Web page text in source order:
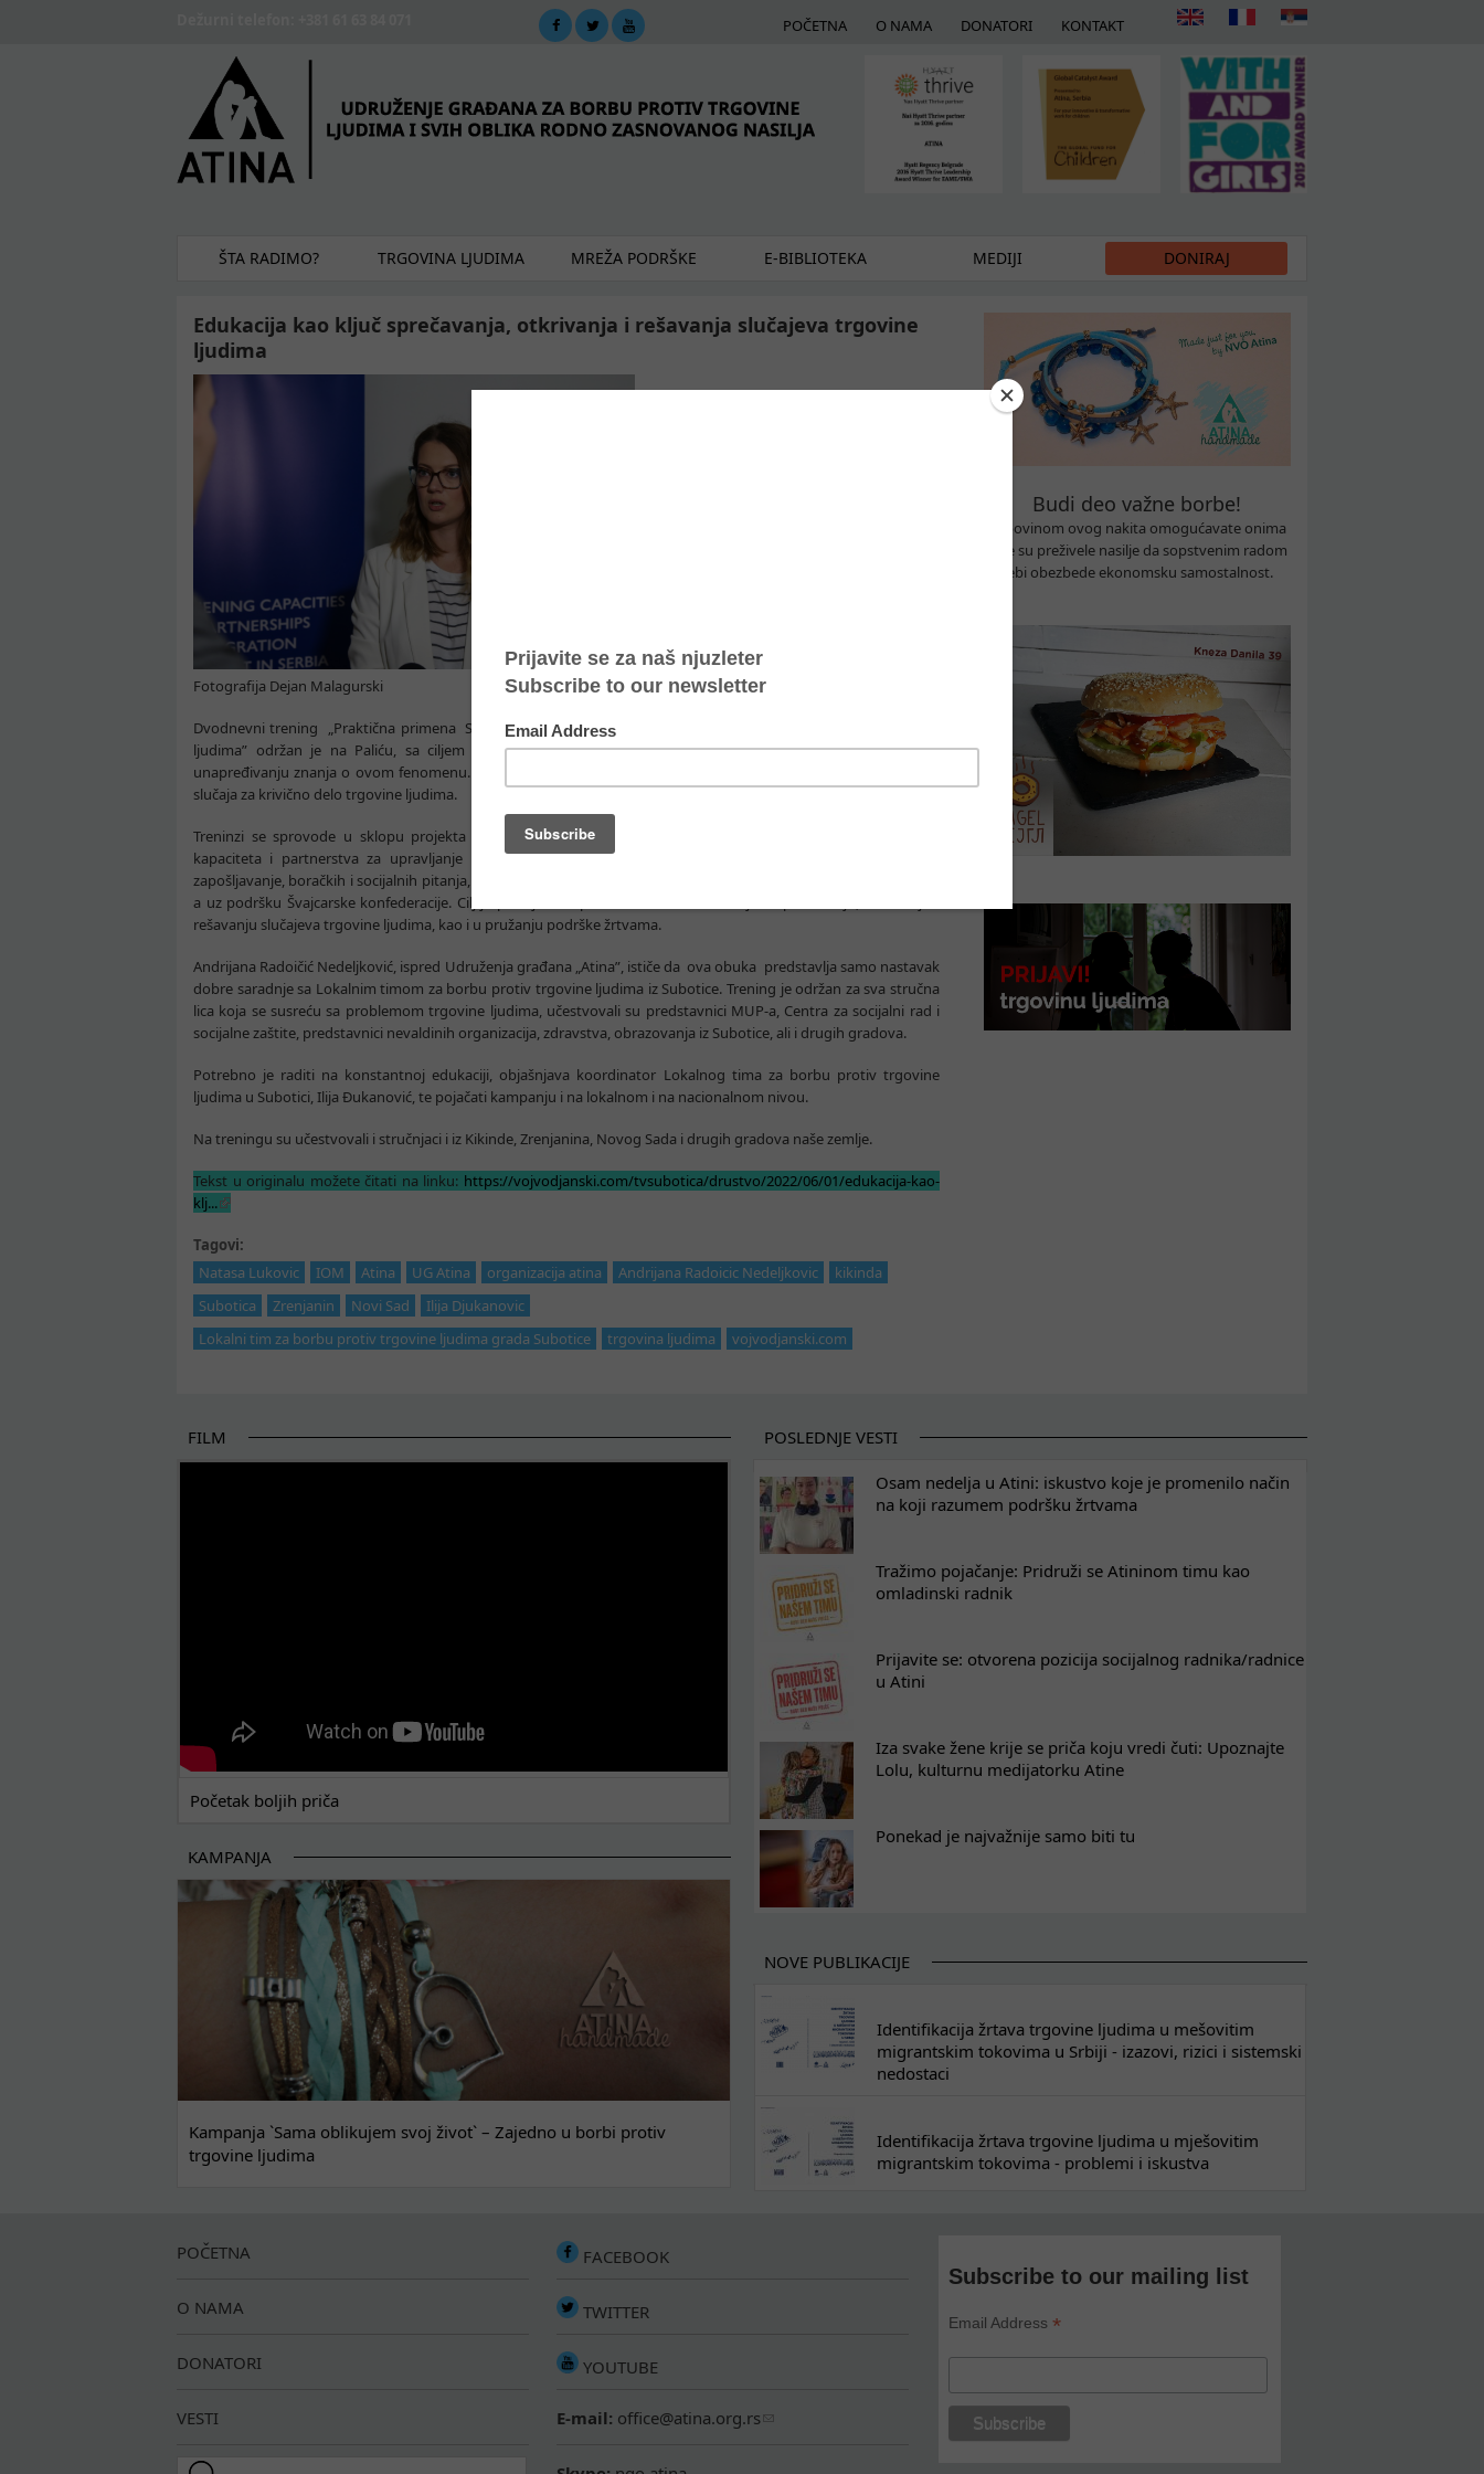
POČETNA O NAMA DONATORI KONTAKT
ŠTA RADIMO? TRGOVINA LJUDIMA MREŽA PODRŠKE E-BIBLIOTEKA MEDIJI DONIRAJ
Edukacija kao ključ sprečavanja, otkrivanja i rešavanja slučajeva trgovine
ljudima
Fotografija Dejan Malagurski
Dvodnevni trening „Praktična primena Standardnih operativnih procedura za postupanje sa žrtvama trgovine
ljudima” održan je na Paliću, sa ciljem da se stručni radnici bolje upoznaju sa načinima rešavanja, kao i
unapređivanju znanja o ovom fenomenu. U našem gradu u poslednjih pet godina pokrenuto je od tri do četiri
slučaja za krivično delo trgovine ljudima.
Treninzi se sprovode u sklopu projekta Međunarodne organizacije za migracije IOM, pod nazivom „Jačanje
kapaciteta i partnerstva za upravljanje migracijama u Srbiji”koji se izvodi uz podršku Ministarstva za rad,
zapošljavanje, boračkih i socijalnih pitanja, Ministarstva unutrašnjih poslova i Komesarijata za izbeglice i migracije,
a uz podršku Švajcarske konfederacije. Cilj je pobojšati kapacitete lokalnih institucija u sprečavanju, otkrivanju i
rešavanju slučajeva trgovine ljudima, kao i u pružanju podrške žrtvama.
Andrijana Radoičić Nedeljković, ispred Udruženja građana „Atina”, ističe da ova obuka predstavlja samo nastavak
dobre saradnje sa Lokalnim timom za borbu protiv trgovine ljudima iz Subotice. Trening je održan za sva stručna
lica koja se susreću sa problemom trgovine ljudima, učestvovali su predstavnici MUP-a, Centra za socijalni rad i
socijalne zaštite, predstavnici nevaldinih organizacija, zdravstva, obrazovanja iz Subotice, ali i drugih gradova.
Potrebno je raditi na konstantnoj edukaciji, objašnjava koordinator Lokalnog tima za borbu protiv trgovine
ljudima u Subotici, Ilija Đukanović, te pojačati kampanju i na lokalnom i na nacionalnom nivou.
Na treningu su učestvovali i stručnjaci i iz Kikinde, Zrenjanina, Novog Sada i drugih gradova naše zemlje.
Tekst u originalu možete čitati na linku: https://vojvodjanski.com/tvsubotica/drustvo/2022/06/01/edukacija-kao-
klj...
Tagovi:
Natasa Lukovic
IOM Atina UG Atina organizacija atina Andrijana Radoicic Nedeljkovic
kikinda
Subotica
Zrenjanin Novi Sad
Ilija Djukanovic
Lokalni tim za borbu protiv trgovine ljudima grada Subotice
trgovina ljudima vojvodjanski.com
Budi deo važne borbe!
Kupovinom ovog nakita omogućavate onima
koje su preživele nasilje da sopstvenim radom
sebi obezbede ekonomsku samostalnost.
FILM
Početak boljih priča
KAMPANJA
Kampanja `Sama oblikujem svoj život` – Zajedno u borbi protiv
trgovine ljudima
POSLEDNJE VESTI
Osam nedelja u Atini: iskustvo koje je promenilo način
na koji razumem podršku žrtvama
Tražimo pojačanje: Pridruži se Atininom timu kao
omladinski radnik
Prijavite se: otvorena pozicija socijalnog radnika/radnice
u Atini
Iza svake žene krije se priča koju vredi čuti: Upoznajte
Lolu, kulturnu medijatorku Atine
Ponekad je najvažnije samo biti tu
NOVE PUBLIKACIJE
Identifikacija žrtava trgovine ljudima u mešovitim
migrantskim tokovima u Srbiji - izazovi, rizici i sistemski
nedostaci
Identifikacija žrtava trgovine ljudima u mješovitim
migrantskim tokovima - problemi i iskustva
POČETNA
O NAMA
DONATORI
VESTI
Search this site
FACEBOOK
TWITTER
YOUTUBE
E-mail: office@atina.org.rs
Subscribe to our mailing list
Email Address*